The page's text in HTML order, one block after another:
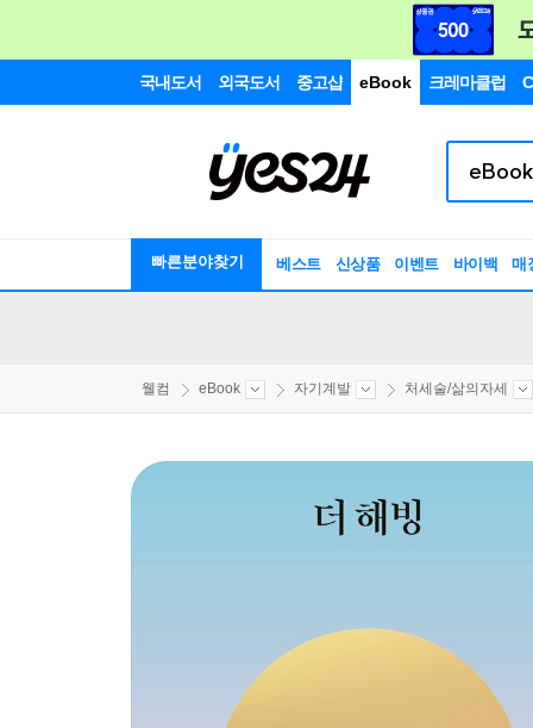
국내도서 외국도서 중고샵 eBook 크레마클럽
빠른분야찾기 베스트 신상품 이벤트 바이백 매
웰컴 eBook 자기계발 처세술/삶의자세